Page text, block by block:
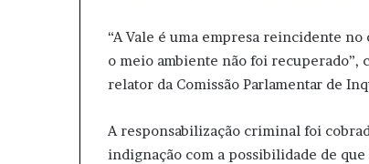
“A Vale é uma empresa reincidente
o meio ambiente não foi
relator da Comissão Parlamentar de
A responsabilização criminal foi
indignação com a possibilidade de